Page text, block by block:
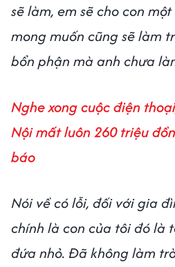
sẽ làm, em sẽ cho con
mong muốn cũng sẽ làm
bổn phận mà anh chưa
Nghe xong cuộc điện
Nội mất luôn 260 triệu
báo
Nói về có lỗi, đối với gia
chính là con của tôi đó là
đứa nhỏ. Đã không làm